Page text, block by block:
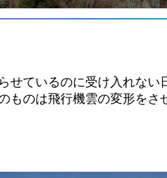
ているのに受け入れない
のは飛行機雲の変形を